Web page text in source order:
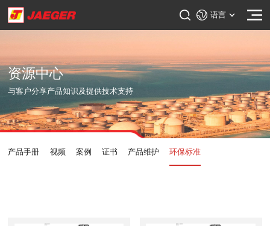
语言
资源中心
与客户分享产品知识及提供技术支持
产品手册 视频 案例 证书 产品维护 环保标准